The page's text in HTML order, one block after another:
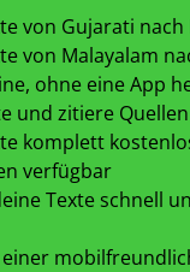
von Gujarati nach
von Malayalam
ohne eine App
und zitiere
komplett
verfügbar
Texte schnell